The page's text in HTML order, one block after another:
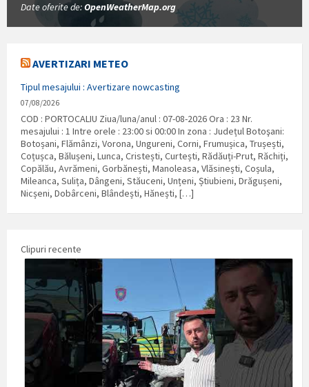
Date oferite de:OpenWeatherMap.org
AVERTIZARI METEO
Tipul mesajului : Avertizare nowcasting
07/08/2026
COD : PORTOCALIU Ziua/luna/anul : 07-08-2026 Ora : 23 Nr.
mesajului : 1 Intre orele : 23:00 si 00:00 In zona : Județul Botoşani:
Botoșani, Flămânzi, Vorona, Ungureni, Corni, Frumușica, Trușești,
Coțușca, Bălușeni, Lunca, Cristești, Curtești, Rădăuți-Prut, Răchiți,
Copălău, Avrămeni, Gorbănești, Manoleasa, Vlăsinești, Coșula,
Mileanca, Sulița, Dângeni, Stăuceni, Unțeni, Știubieni, Drăgușeni,
Nicșeni, Dobârceni, Blândești, Hănești, […]
Clipuri recente